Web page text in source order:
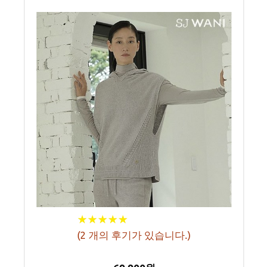
★★★★★
★★★★★
(2 개의 후기가 있습니다.)